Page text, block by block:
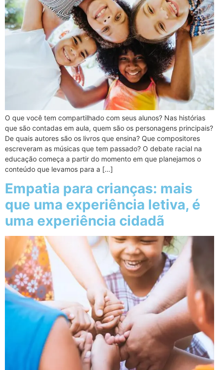
O que você tem compartilhado com seus alunos? Nas histórias
que são contadas em aula, quem são os personagens principais?
De quais autores são os livros que ensina? Que compositores
escreveram as músicas que tem passado? O debate racial na
educação começa a partir do momento em que planejamos o
conteúdo que levamos para a […]
Empatia para crianças: mais
que uma experiência letiva, é
uma experiência cidadã